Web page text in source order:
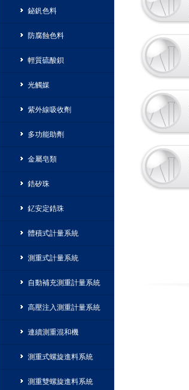
鉍釩色料
防腐蝕色料
輕質硫酸鋇
光觸媒
紫外線吸收劑
多功能助劑
金屬皂類
鋯矽珠
釔安定鋯珠
體積式計量系統
測重式計量系統
自動補充測重計量系統
高壓注入測重計量系統
連續測重混和機
測重式螺旋進料系統
測重雙螺旋進料系統